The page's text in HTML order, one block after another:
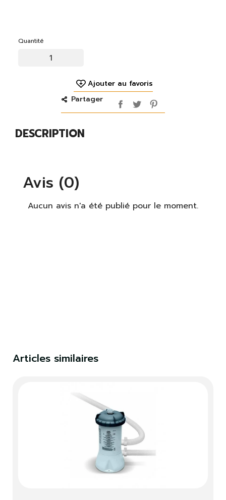
DESCRIPTION
Quantité
Ajouter au favoris
Partager
Avis (0)
Aucun avis n'a été publié pour le moment.
Articles similaires